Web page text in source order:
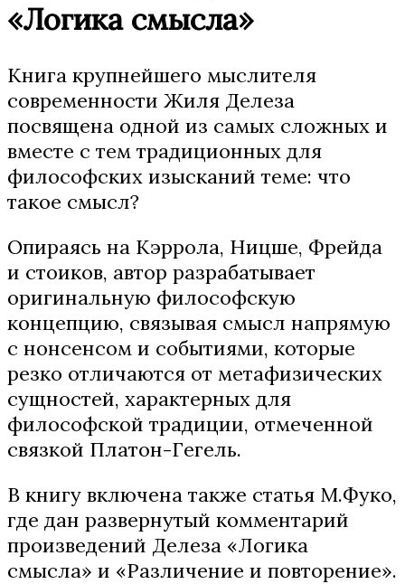
«Логика смысла»
Книга крупнейшего мыслителя
современности Жиля Делеза
посвящена одной из самых сложных и
вместе с тем традиционных для
философских изысканий теме: что
такое смысл?
Опираясь на Кэррола, Ницше, Фрейда
и стоиков, автор разрабатывает
оригинальную философскую
концепцию, связывая смысл напрямую
с нонсенсом и событиями, которые
резко отличаются от метафизических
сущностей, характерных для
философской традиции, отмеченной
связкой Платон-Гегель.
В книгу включена также статья М.Фуко,
где дан развернутый комментарий
произведений Делеза «Логика
смысла» и «Различение и повторение».